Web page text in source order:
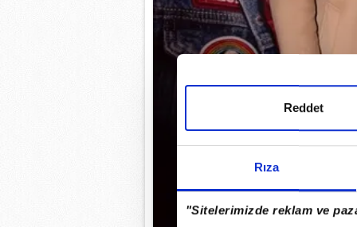
Rıza
"Sitelerimizde reklam ve
Reddet